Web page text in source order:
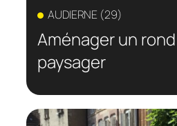
AUDIERNE (29)
Aménager un
paysager